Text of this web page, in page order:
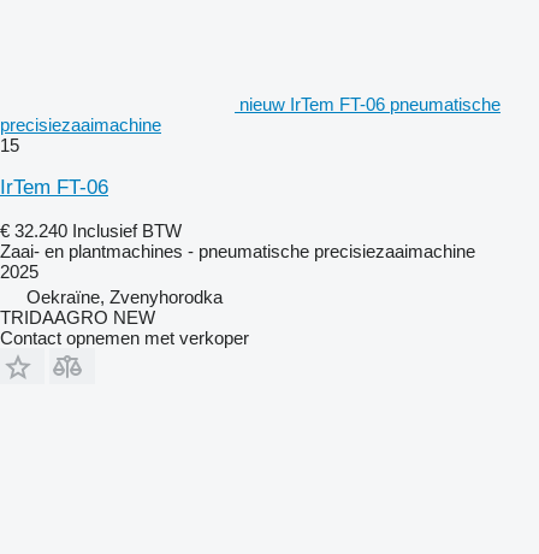
nieuw IrTem FT-06 pneumatische
precisiezaaimachine
15
IrTem FT-06
€ 32.240 Inclusief BTW
Zaai- en plantmachines - pneumatische precisiezaaimachine
2025
Oekraïne, Zvenyhorodka
TRIDAAGRO NEW
Contact opnemen met verkoper